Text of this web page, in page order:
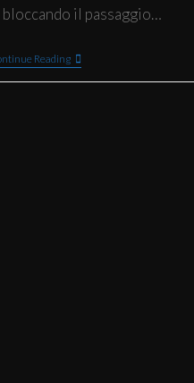
bloccando il passaggio…
Reading